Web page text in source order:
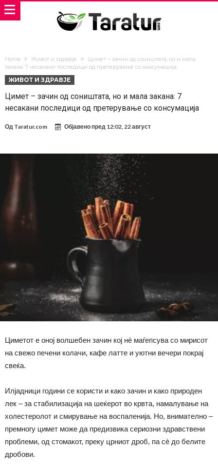
Home Живот и здравје
Цимет – зачин од соништата, но и мала
закана: 7 несакани последици од претерување со консумација
ЖИВОТ И ЗДРАВЈЕ
Цимет – зачин од соништата, но и мала закана: 7
несакани последици од претерување со консумација
Од Taratur.com Објавено пред 12:02, 22 август
Циметот е оној волшебен зачин кој нè маѓепсува со мирисот
на свежо печени колачи, кафе латте и уютни вечери покрај
свеќа.
Илјадници години се користи и како зачин и како природен
лек – за стабилизација на шеќерот во крвта, намалување на
холестеролот и смирување на воспаленија. Но, внимателно –
премногу цимет може да предизвика сериозни здравствени
проблеми, од стомакот, преку црниот дроб, па сè до белите
дробови.